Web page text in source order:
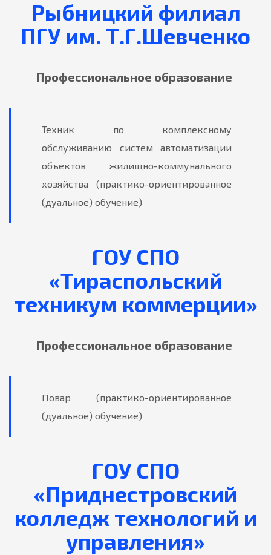
Рыбницкий филиал
ПГУ им. Т.Г.Шевченко
Профессиональное образование
Техник по комплексному
обслуживанию систем автоматизации
объектов жилищно-коммунального
хозяйства (практико-ориентированное
(дуальное) обучение)
ГОУ СПО
«Тираспольский
техникум коммерции»
Профессиональное образование
Повар (практико-ориентированное
(дуальное) обучение)
ГОУ СПО
«Приднестровский
колледж технологий и
управления»